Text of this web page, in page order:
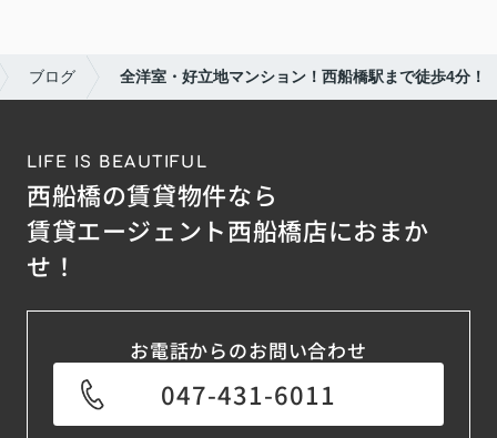
ブログ 全洋室・好立地マンション！西船橋駅まで徒歩4分！
LIFE IS BEAUTIFUL
西船橋の賃貸物件なら
賃貸エージェント西船橋店におまか
せ！
お電話からのお問い合わせ
047-431-6011